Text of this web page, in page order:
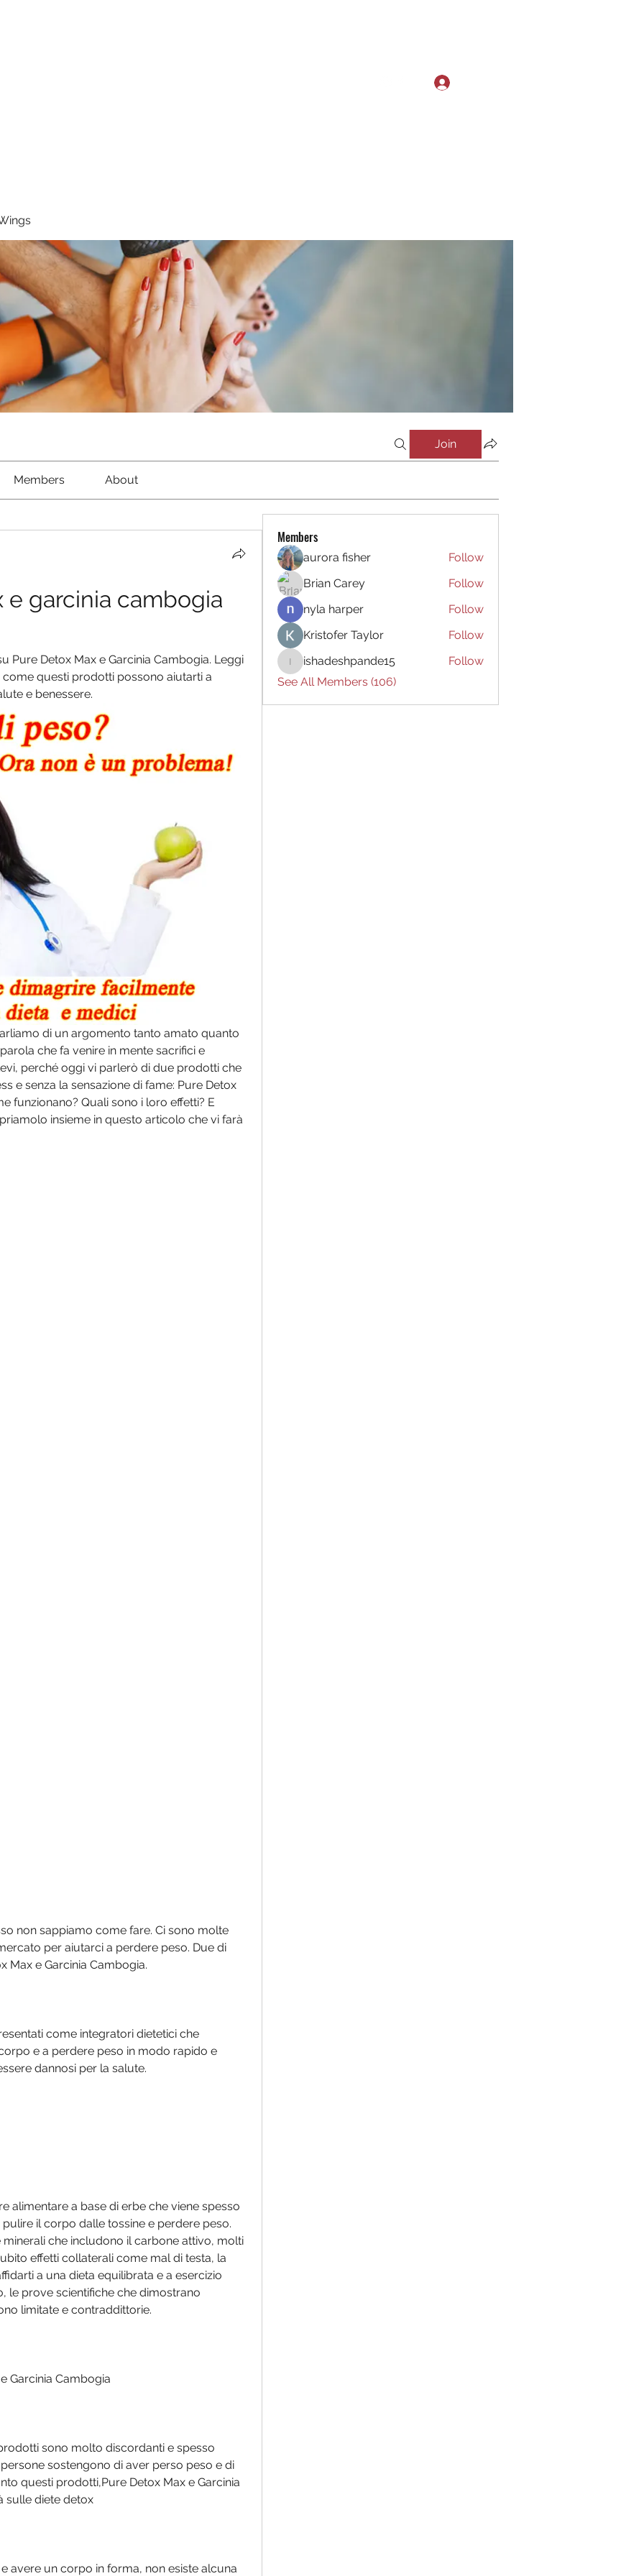
Join
Members About
e garcinia cambogia
Pure Detox Max e Garcinia Cambogia. Leggi
questi prodotti possono aiutarti a
e benessere.
di un argomento tanto amato quanto
che fa venire in mente sacrifici e
perché oggi vi parlerò di due prodotti che
e senza la sensazione di fame: Pure Detox
funzionano? Quali sono i loro effetti? E
insieme in questo articolo che vi farà
per aiutarci a perdere peso. Due di
Max e Garcinia Cambogia.
come integratori dietetici che
e a perdere peso in modo rapido e
dannosi per la salute.
alimentare a base di erbe che viene spesso
il corpo dalle tossine e perdere peso.
che includono il carbone attivo, molti
effetti collaterali come mal di testa, la
a una dieta equilibrata e a esercizio
le prove scientifiche che dimostrano
limitate e contraddittorie.
Garcinia Cambogia
sono molto discordanti e spesso
sostengono di aver perso peso e di
questi prodotti,Pure Detox Max e Garcinia
sulle diete detox
avere un corpo in forma, non esiste alcuna
Members
aurora fisher
Follow
Brian Carey
Follow
nyla harper
Follow
Kristofer Taylor
Follow
ishadeshpande15
ishadeshpande15
Follow
See All Members (106)